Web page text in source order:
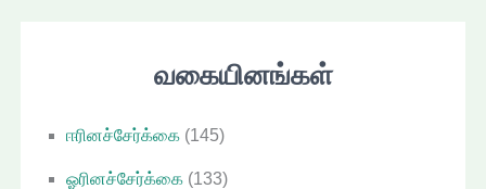
வகையினங்கள்
ஈரினச்சேர்க்கை (145)
ஓரினச்சேர்க்கை (133)